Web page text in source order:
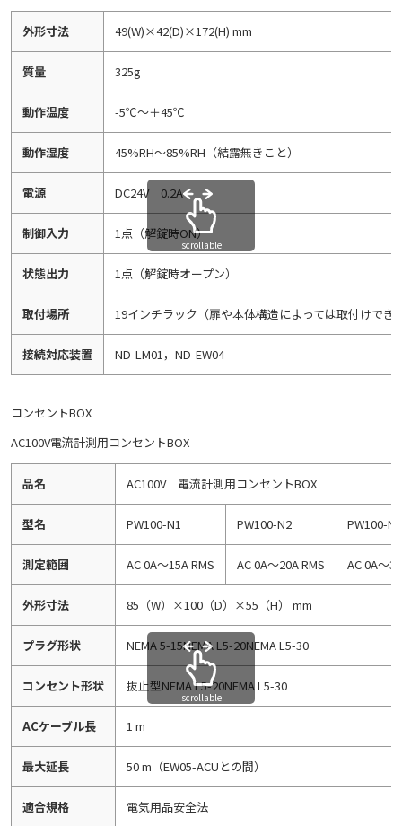
外形寸法 49(W)×42(D)×172(H) mm
質量 325g
動作温度 -5℃～＋45℃
動作湿度 45%RH～85%RH（結露無きこと）
電源 DC24V 0.2A
制御入力 1点（解錠時ON）
状態出力 1点（解錠時オープン）
取付場所 19インチラック（扉や本体構造によっては取付けでき
接続対応装置 ND-LM01，ND-EW04
scrollable
コンセントBOX
AC100V電流計測用コンセントBOX
品名 AC100V 電流計測用コンセントBOX
型名 PW100-N1 PW100-N2 PW100-N3
測定範囲 AC 0A～15A RMS AC 0A～20A RMS AC 0A～
外形寸法 85（W）×100（D）×55（H） mm
プラグ形状 NEMA 5-15NEMA L5-20NEMA L5-30
コンセント形状 抜止型NEMA L5-20NEMA L5-30
ACケーブル長 1 m
最大延長 50 m（EW05-ACUとの間）
適合規格 電気用品安全法
scrollable